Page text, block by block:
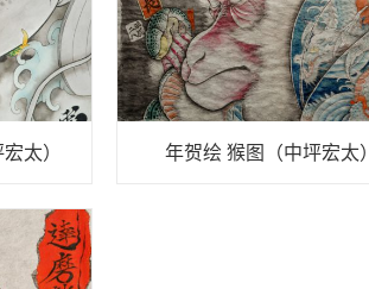
太） 年贺绘 猴图（中坪宏太）